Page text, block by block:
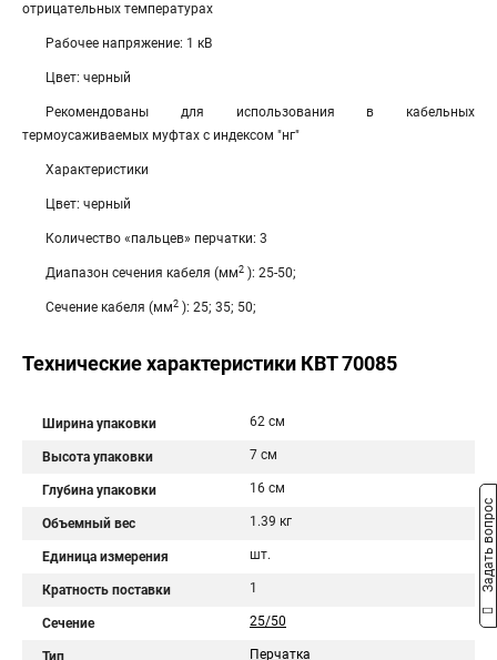
отрицательных температурах
Рабочее напряжение: 1 кВ
Цвет: черный
Рекомендованы для использования в кабельных
термоусаживаемых муфтах с индексом "нг"
Характеристики
Цвет: черный
Количество «пальцев» перчатки: 3
Диапазон сечения кабеля (мм2 ): 25-50;
Сечение кабеля (мм2 ): 25; 35; 50;
Технические характеристики КВТ 70085
Ширина упаковки 62 см
Высота упаковки 7 см
Глубина упаковки 16 см
Объемный вес 1.39 кг
Единица измерения шт.
Кратность поставки 1
Сечение 25/50
Тип Перчатка
Задать вопрос